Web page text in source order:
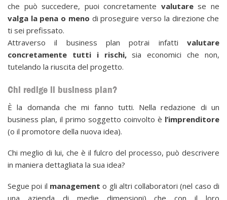
che può succedere, puoi concretamente valutarese ne
valga la pena o meno di proseguire verso la direzione che
ti sei prefissato.
Attraverso il business plan potrai infatti valutare
concretamente tutti i rischi,sia economici che non,
tutelando la riuscita del progetto.
Chi redige il business plan?
È la domanda che mi fanno tutti. Nella redazione di un
business plan, il primo soggetto coinvolto è l’imprenditore
(o il promotore della nuova idea).
Chi meglio di lui, che è il fulcro del processo, può descrivere
in maniera dettagliata la sua idea?
Segue poi il management o gli altri collaboratori (nel caso di